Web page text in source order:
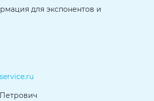
для экспонентов и